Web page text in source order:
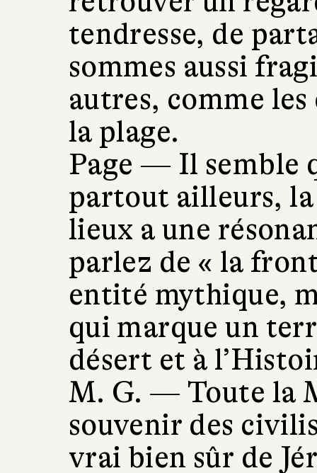
tendresse, de
sommes aussi
autres, comme
la plage.
Page — Il semble
partout ailleurs,
lieux a une
parlez de « la
entité mythique,
qui marque un
désert et à
M. G. — Toute la
souvenir des
vrai bien sûr de